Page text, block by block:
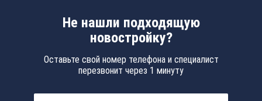
Не нашли подходящую
новостройку?
Оставьте свой номер телефона и специалист
перезвонит через 1 минуту